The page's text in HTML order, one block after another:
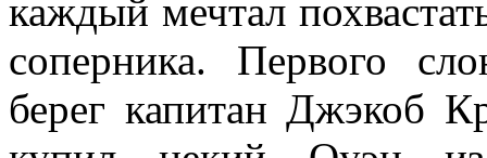
каждый мечтал
соперника. Первого
берег капитан Джэкоб